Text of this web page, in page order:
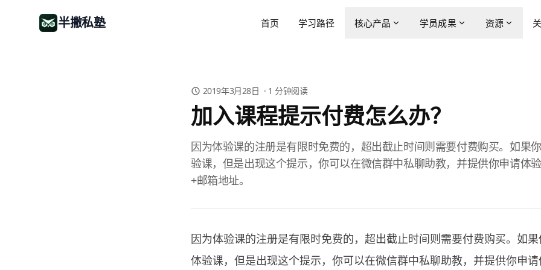
半撇私塾 首页 学习路径 核心产品 学员成果 资源
2019年3月28日 · 1 分钟阅读
加入课程提示付费怎么办？
因为体验课的注册是有限时免费的，超出截止时间则需要付费购买。如果
验课，但是出现这个提示，你可以在微信群中私聊助教，并提供你申请体
+邮箱地址。
因为体验课的注册是有限时免费的，超出截止时间则需要付费购买。如
体验课，但是出现这个提示，你可以在微信群中私聊助教，并提供你申